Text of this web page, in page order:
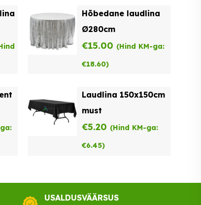
€29.00.€23.20.
Hõbedane laudlina
Ø280cm
€15.00 (Hind KM-ga:
€18.60)
Laudlina 150x150cm
must
€5.20 (Hind KM-ga:
€6.45)
USALDUSVÄÄRSUS